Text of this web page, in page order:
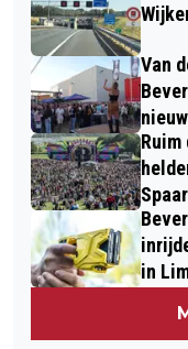
Van
in